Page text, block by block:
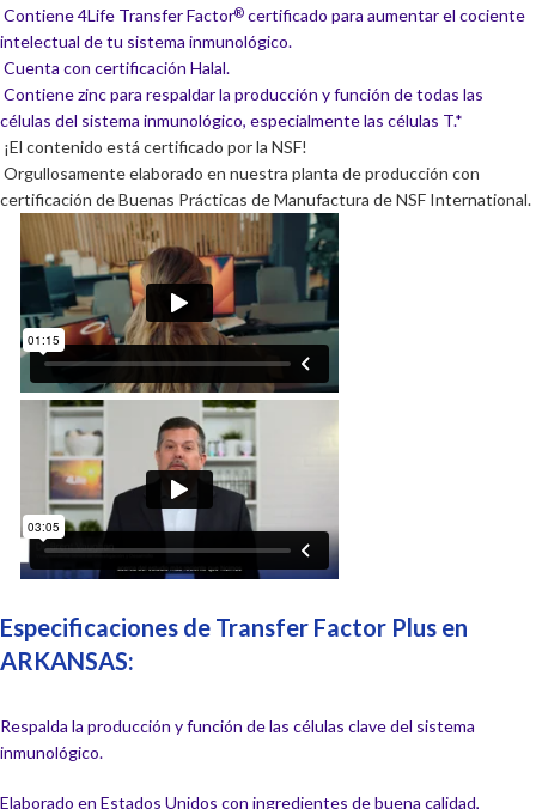
Contiene 4Life Transfer Factor® certificado para aumentar el cociente
intelectual de tu sistema inmunológico.
Cuenta con certificación Halal.
Contiene zinc para respaldar la producción y función de todas las
células del sistema inmunológico, especialmente las células T.*
¡El contenido está certificado por la NSF!
Orgullosamente elaborado en nuestra planta de producción con
certificación de Buenas Prácticas de Manufactura de NSF International.
Especificaciones de Transfer Factor Plus en
ARKANSAS:
Respalda la producción y función de las células clave del sistema
inmunológico.
Elaborado en Estados Unidos con ingredientes de buena calidad,